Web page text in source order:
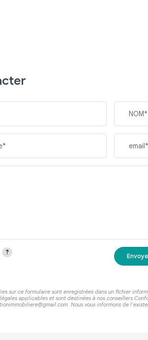
NOM*
email*
sur ce formulaire sont enregistrées dans un fichier
applicables et sont destinées à nos conseillers
Nous vous informons de